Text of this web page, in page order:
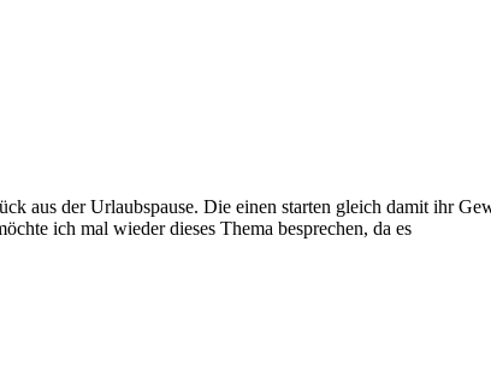
aus der Urlaubspause. Die einen starten gleich damit ihr
ich mal wieder dieses Thema besprechen, da es